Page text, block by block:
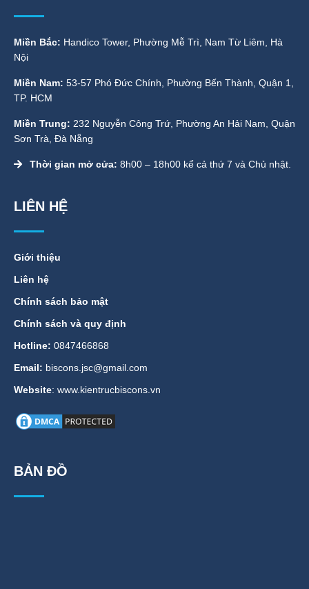
Miền Bắc: Handico Tower, Phường Mễ Trì, Nam Từ Liêm, Hà
Nội
Miền Nam: 53-57 Phó Đức Chính, Phường Bến Thành, Quận 1,
TP. HCM
Miền Trung: 232 Nguyễn Công Trứ, Phường An Hải Nam, Quận
Sơn Trà, Đà Nẵng
Thời gian mở cửa: 8h00 – 18h00 kể cả thứ 7 và Chủ nhật.
LIÊN HỆ
Giới thiệu
Liên hệ
Chính sách bảo mật
Chính sách và quy định
Hotline: 0847466868
Email: biscons.jsc@gmail.com
Website: www.kientrucbiscons.vn
BẢN ĐỒ